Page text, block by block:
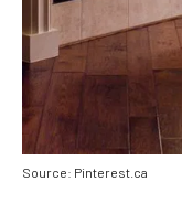
Source: Pinterest.ca